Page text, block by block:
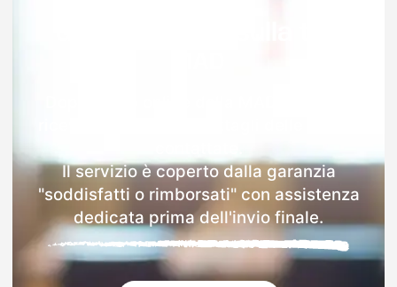
Il servizio è coperto dalla garanzia
"soddisfatti o rimborsati" con assistenza
dedicata prima dell'invio finale.